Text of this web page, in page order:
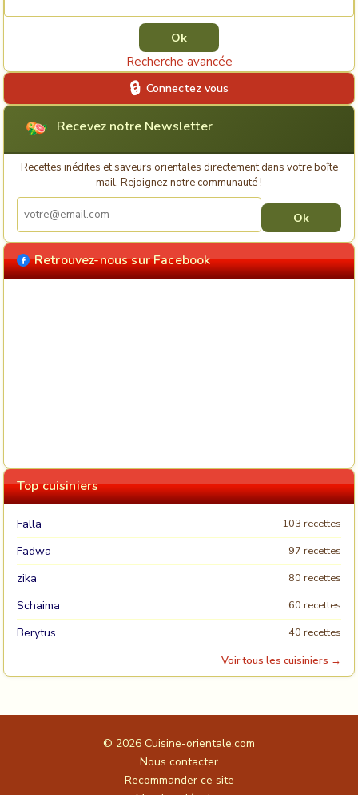
Recherche avancée
Connectez vous
Recevez notre Newsletter
Recettes inédites et saveurs orientales directement dans votre boîte
mail. Rejoignez notre communauté !
Retrouvez-nous sur Facebook
Top cuisiniers
Falla 103 recettes
Fadwa 97 recettes
zika 80 recettes
Schaima 60 recettes
Berytus
40 recettes
Voir tous les cuisiniers →
© 2026 Cuisine-orientale.com
Nous contacter
Recommander ce site